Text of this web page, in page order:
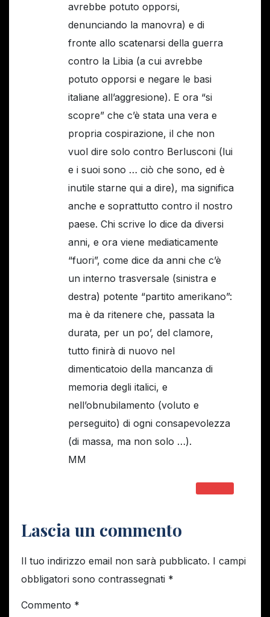
avrebbe potuto opporsi,
denunciando la manovra) e di
fronte allo scatenarsi della guerra
contro la Libia (a cui avrebbe
potuto opporsi e negare le basi
italiane all’aggresione). E ora “si
scopre” che c’è stata una vera e
propria cospirazione, il che non
vuol dire solo contro Berlusconi (lui
e i suoi sono … ciò che sono, ed è
inutile starne qui a dire), ma significa
anche e soprattutto contro il nostro
paese. Chi scrive lo dice da diversi
anni, e ora viene mediaticamente
“fuori”, come dice da anni che c’è
un interno trasversale (sinistra e
destra) potente “partito amerikano”:
ma è da ritenere che, passata la
durata, per un po’, del clamore,
tutto finirà di nuovo nel
dimenticatoio della mancanza di
memoria degli italici, e
nell’obnubilamento (voluto e
perseguito) di ogni consapevolezza
(di massa, ma non solo …).
MM
Lascia un commento
Il tuo indirizzo email non sarà pubblicato. I campi
obbligatori sono contrassegnati *
Commento *